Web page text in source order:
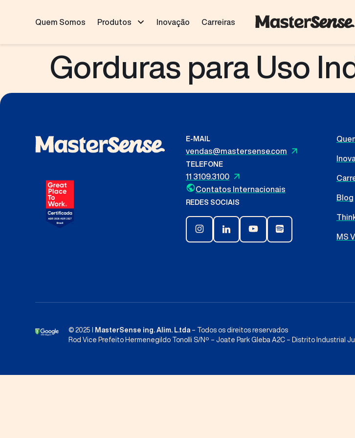
Quem Somos Produtos Inovação Carreiras
Gorduras para Uso
E-MAIL
vendas@mastersense.com
TELEFONE
11 3109.3100
Contatos Internacionais
REDES SOCIAIS
Blog
MS
© 2025 I MasterSense ing. Alim. L.tda – Todos os direitos reservados
Rod Vice Prefeito Hermenegildo Tonolli S/Nº – Joate Park Gleba A2C – Distrito Industrial